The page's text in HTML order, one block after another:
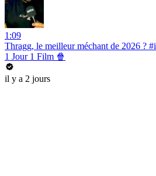
1:09
Thragg, le meilleur méchant de 2026 ?
1 Jour 1 Film 🍿
il y a 2 jours